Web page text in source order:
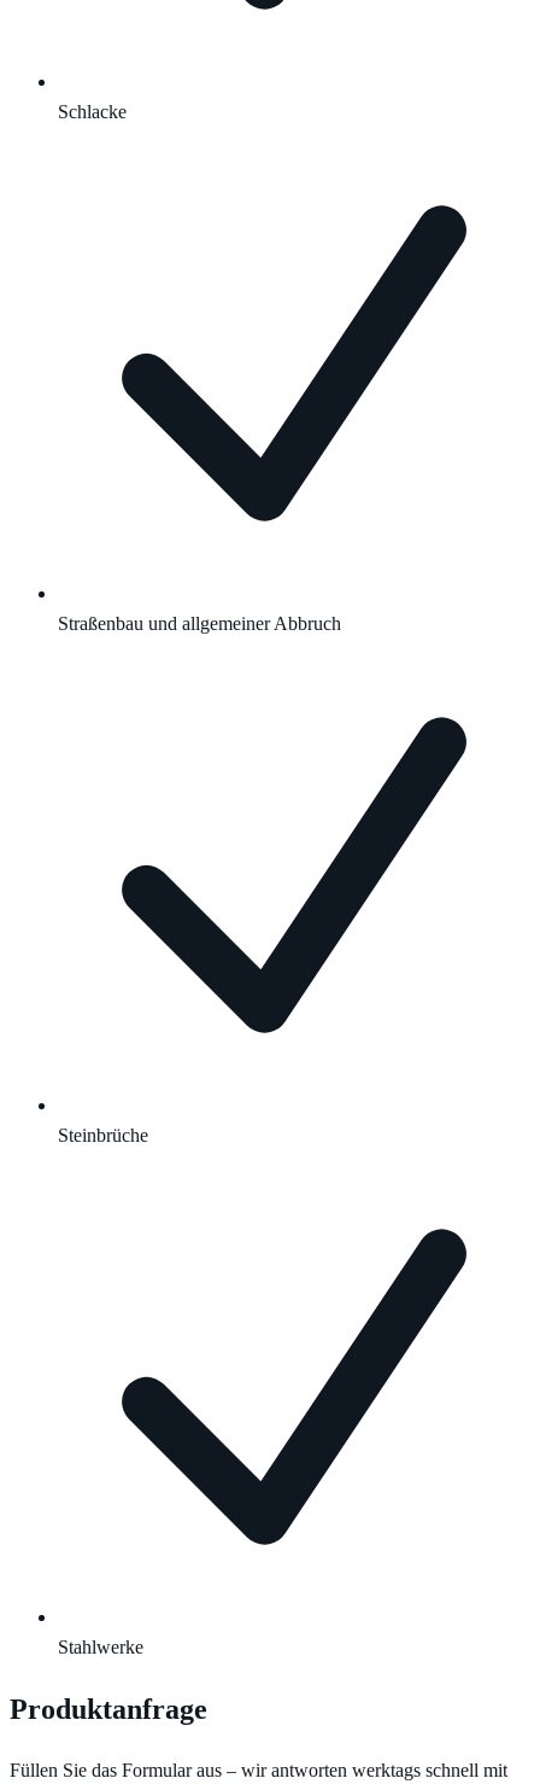
Schlacke
Straßenbau und allgemeiner Abbruch
Steinbrüche
Stahlwerke
Produktanfrage
Füllen Sie das Formular aus – wir antworten werktags schnell mit